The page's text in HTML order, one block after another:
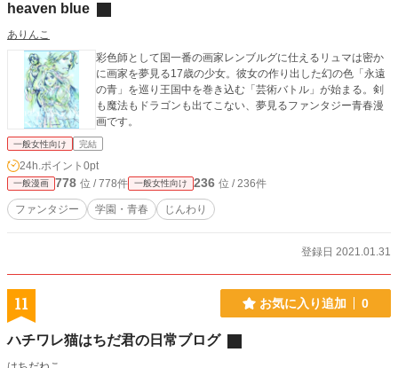
heaven blue
ありんこ
彩色師として国一番の画家レンブルグに仕えるリュマは密か
に画家を夢見る17歳の少女。彼女の作り出した幻の色「永遠
の青」を巡り王国中を巻き込む「芸術バトル」が始まる。剣
も魔法もドラゴンも出てこない、夢見るファンタジー青春漫
画です。
一般女性向け 完結
24h.ポイント 0pt
一般漫画 778 位 / 778件 一般女性向け 236 位 / 236件
ファンタジー 学園・青春 じんわり
登録日 2021.01.31
11 お気に入り追加 0
ハチワレ猫はちだ君の日常ブログ